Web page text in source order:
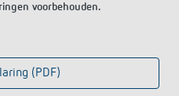
en dimmen
voorbehouden.
(PDF)